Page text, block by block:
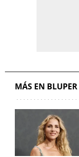
MÁS EN BLUPER